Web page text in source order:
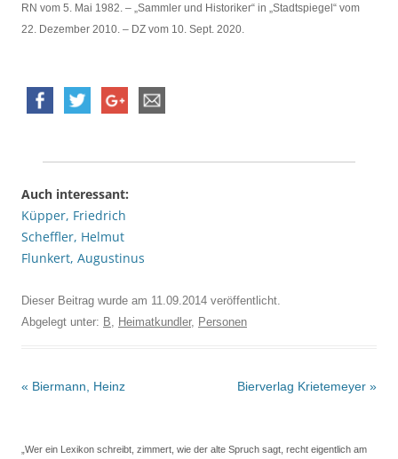
RN vom 5. Mai 1982. – „Sammler und Historiker“ in „Stadtspiegel“ vom
22. Dezember 2010. – DZ vom 10. Sept. 2020.
Auch interessant:
Küpper, Friedrich
Scheffler, Helmut
Flunkert, Augustinus
Dieser Beitrag wurde am 11.09.2014 veröffentlicht.
Abgelegt unter: B Heimatkundler, Personen
Beitrags-
« Biermann, Heinz Bierverlag Krietemeyer »
„Wer ein Lexikon schreibt, zimmert, wie der alte Spruch sagt, recht eigentlich am